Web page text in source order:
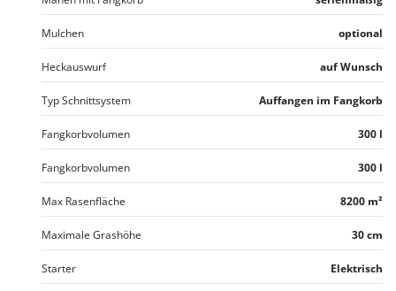
Mulchen optional
Heckauswurf auf Wunsch
Typ Schnittsystem Auffangen im Fangkorb
Fangkorbvolumen 300 l
Fangkorbvolumen 300 l
Max Rasenfläche 8200 m²
Maximale Grashöhe 30 cm
Starter Elektrisch